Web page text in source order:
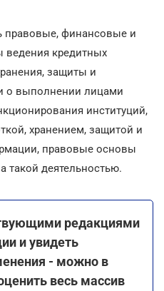
правовые, финансовые и
кредитных
защиты и
о выполнении лицами
институций,
хранением, защитой и
правовые основы
такой деятельностью.
редакциями
и увидеть
- можно в
весь массив